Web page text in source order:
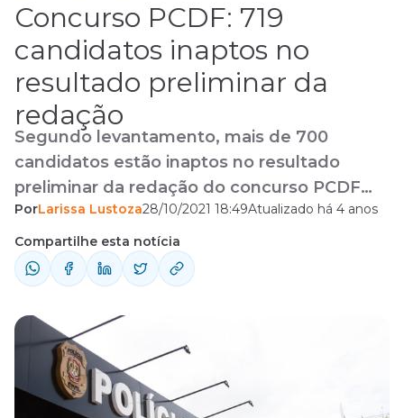
Concurso PCDF: 719
candidatos inaptos no
resultado preliminar da
redação
Segundo levantamento, mais de 700
candidatos estão inaptos no resultado
preliminar da redação do concurso PCDF
para o cargo de Agente. Veja.
PorLarissa Lustoza28/10/2021 18:49Atualizado há 4 anos
Compartilhe esta notícia